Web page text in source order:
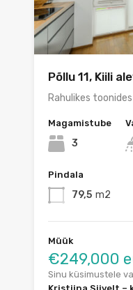
Põllu 11, Kiili
Rahulikes
Magamistube
3
Pindala
79,5 m2
Müük
€249,000
Sinu küsimustele